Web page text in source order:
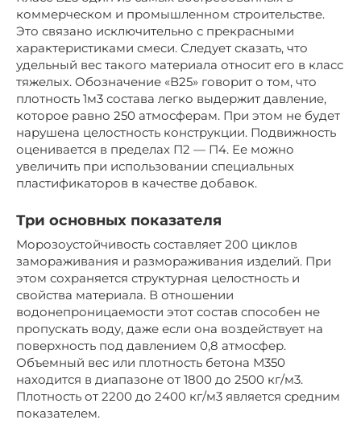
коммерческом и промышленном строительстве.
Это связано исключительно с прекрасными
характеристиками смеси. Следует сказать, что
удельный вес такого материала относит его в класс
тяжелых. Обозначение «В25» говорит о том, что
плотность 1м3 состава легко выдержит давление,
которое равно 250 атмосферам. При этом не будет
нарушена целостность конструкции. Подвижность
оценивается в пределах П2 — П4. Ее можно
увеличить при использовании специальных
пластификаторов в качестве добавок.
Три основных показателя
Морозоустойчивость составляет 200 циклов
замораживания и размораживания изделий. При
этом сохраняется структурная целостность и
свойства материала. В отношении
водонепроницаемости этот состав способен не
пропускать воду, даже если она воздействует на
поверхность под давлением 0,8 атмосфер.
Объемный вес или плотность бетона М350
находится в диапазоне от 1800 до 2500 кг/м3.
Плотность от 2200 до 2400 кг/м3 является средним
показателем.